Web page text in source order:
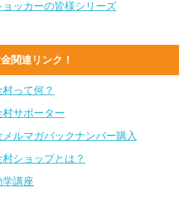
ョッカーの皆様シリーズ
関連リンク！
って何？
村サポーター
メルマガバックナンバー購入
村ショップとは？
学講座